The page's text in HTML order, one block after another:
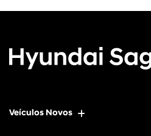
Veículos Novos